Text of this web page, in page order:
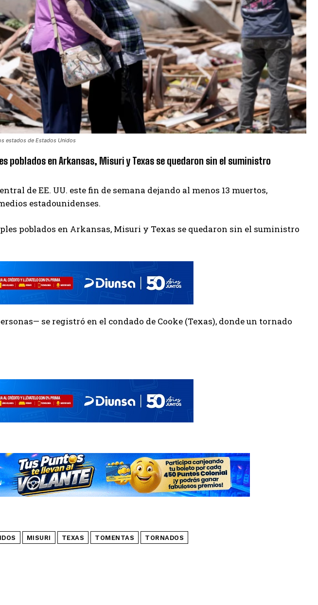
estados de Estados Unidos
poblados en Arkansas, Misuri y Texas se quedaron sin el suministro
de EE. UU. este fin de semana dejando al menos 13 muertos,
estadounidenses.
poblados en Arkansas, Misuri y Texas se quedaron sin el suministro
se registró en el condado de Cooke (Texas), donde un tornado
MISURI TEXAS TOMENTAS TORNADOS